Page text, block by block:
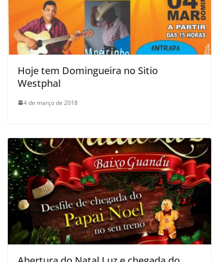
Hoje tem Domingueira no Sitio
Westphal
4 de março de 2018